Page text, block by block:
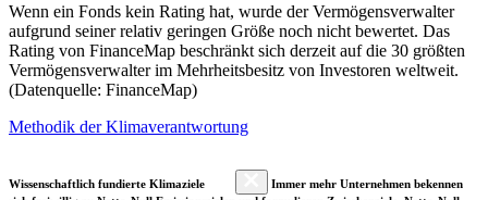
Wenn ein Fonds kein Rating hat, wurde der Vermögensverwalter
aufgrund seiner relativ geringen Größe noch nicht bewertet. Das
Rating von FinanceMap beschränkt sich derzeit auf die 30 größten
Vermögensverwalter im Mehrheitsbesitz von Investoren weltweit.
(Datenquelle: FinanceMap)
Methodik der Klimaverantwortung
Wissenschaftlich fundierte Klimaziele
Immer mehr Unternehmen bekennen